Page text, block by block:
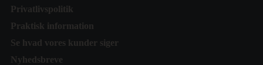
Privatlivspolitik
Praktisk information
Se hvad vores kunder siger
Nyhedsbreve